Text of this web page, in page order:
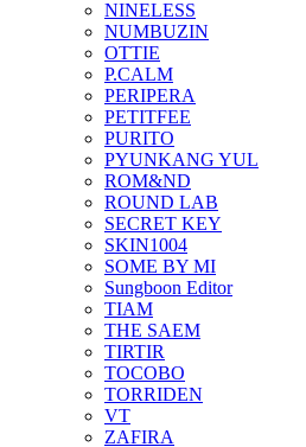
NINELESS
NUMBUZIN
OTTIE
P.CALM
PERIPERA
PETITFEE
PURITO
PYUNKANG YUL
ROM&ND
ROUND LAB
SECRET KEY
SKIN1004
SOME BY MI
Sungboon Editor
TIAM
THE SAEM
TIRTIR
TOCOBO
TORRIDEN
VT
ZAFIRA